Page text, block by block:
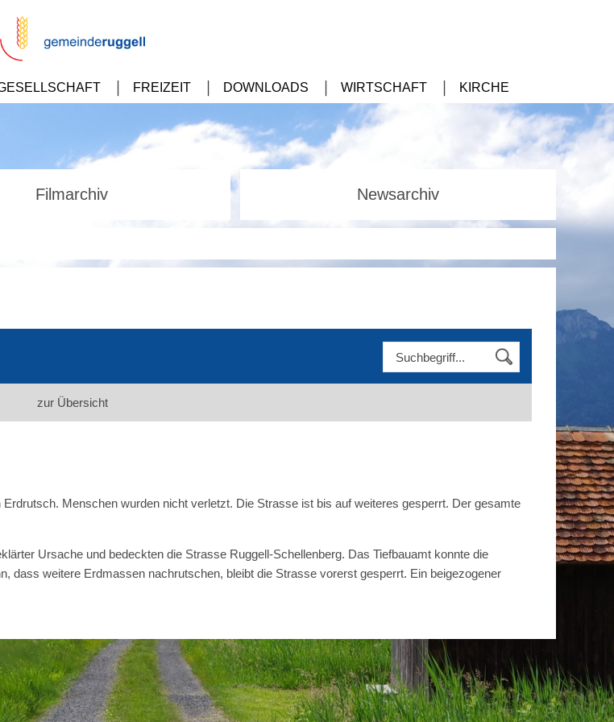
FREIZEIT DOWNLOADS WIRTSCHAFT KIRCHE
Filmarchiv Newsarchiv
zur Übersicht
Menschen wurden nicht verletzt. Die Strasse ist bis auf weiteres gesperrt. Der gesamte
Ursache und bedeckten die Strasse Ruggell-Schellenberg. Das Tiefbauamt konnte die
dass weitere Erdmassen nachrutschen, bleibt die Strasse vorerst gesperrt. Ein beigezogener